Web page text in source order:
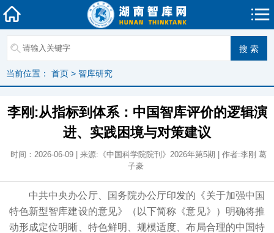
当前位置： 首页 > 智库研究
李刚:从指标到体系：中国智库评价的逻辑演
进、实践困境与对策建议
时间：2026-06-09 | 来源:《中国科学院院刊》2026年第5期 | 作者:李刚 葛
子豪
中共中央办公厅、国务院办公厅印发的《关于加强中国
特色新型智库建设的意见》（以下简称《意见》）明确将推
动形成定位明晰、特色鲜明、规模适度、布局合理的中国特